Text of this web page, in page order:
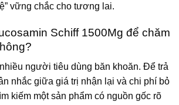
vững chắc cho tương lai.
Schiff 1500Mg để chăm
người tiêu dùng băn khoăn. Để trả
nhắc giữa giá trị nhận lại và chi phí bỏ
kiếm một sản phẩm có nguồn gốc rõ